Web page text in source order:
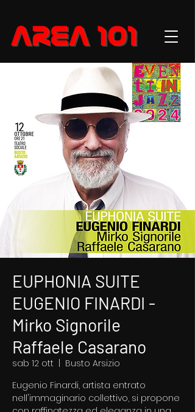
EUPHONIA SUITE
EUGENIO FINARDI -
Mirko Signorile
Raffaele Casarano
sab 12 ott
Busto Arsizio
Eugenio Finardi, artista entrato
nell'immaginario collettivo, si propone